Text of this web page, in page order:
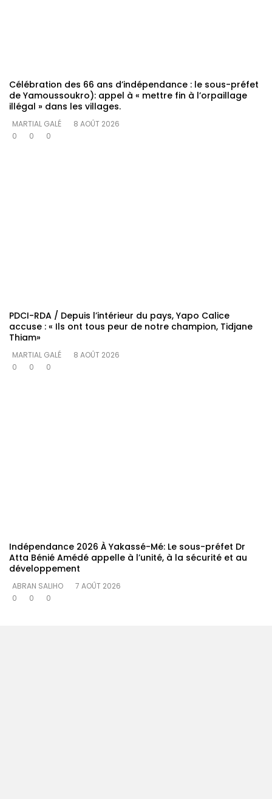
Célébration des 66 ans d’indépendance : le sous-préfet
de Yamoussoukro): appel à « mettre fin à l’orpaillage
illégal » dans les villages.
MARTIAL GALÉ
8 AOÛT 2026
0
0 0
PDCI-RDA / Depuis l’intérieur du pays, Yapo Calice
accuse : « Ils ont tous peur de notre champion, Tidjane
Thiam»
MARTIAL GALÉ
8 AOÛT 2026
0
0 0
Indépendance 2026 À Yakassé-Mé: Le sous-préfet Dr
Atta Bénié Amédé appelle à l’unité, à la sécurité et au
développement
ABRAN SALIHO
7 AOÛT 2026
0
0 0